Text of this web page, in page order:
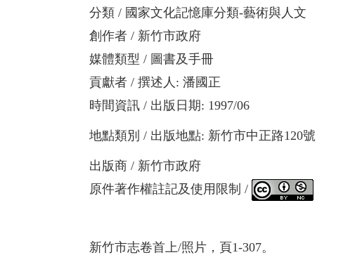
分類
國家文化記憶庫分類-藝術與人文
創作者
新竹市政府
媒體類型
圖書及手冊
貢獻者
撰述人 : 潘國正
時間資訊
出版日期: 1997/06
地點類別 出版地點: 新竹市中正路120號
出版商
新竹市政府
原件著作權註記及使用限制
新竹市志卷首上/照片，頁1-307。